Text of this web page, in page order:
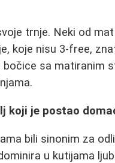
trnje. Neki od mat
koje nisu 3-free,
sa matiranim
koji je postao
bili sinonim za
u kutijama